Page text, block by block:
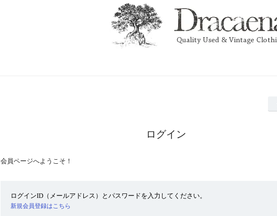
ログイン
会員ページへようこそ！
ログインID（メールアドレス）とパスワードを入力してください。
新規会員登録はこちら